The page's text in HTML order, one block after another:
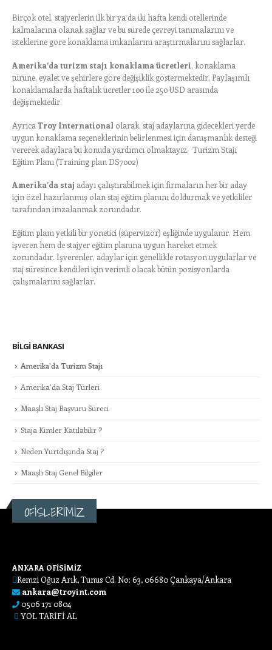
Birçok otel, stajyerlerin ilk bir ya da iki hafta kendi otellerinde
kalmalarına olanak sağlar ve bu sürede çevreyi tanımalarını ve
isteklerine göre konaklama imkanlarını araştırmalarını sağlarlar.
Amerika’da turizm stajı konaklama ücretleri, konaklama
türüne, eyalet ve şehirlere göre değişiklik göstermektedir. Paylaşımlı
konaklamalarda haftalık ücretler 100 ile 250 USD arasında
değişmektedir.
Ayrıca Troy International olarak, staj adaylarına gidecekleri yerde
uygun konaklama seçeneklerinin belirlenmesi için danışmanlık desteği
vererek adaylara bu konuda yardımcı olmaktayız. Turizm Stajı
Eğitim Planı (Training plan DS7002)
Amerika’da staj adayı çalıştırabilmek için firmaların her bir aday
için özel hazırlanmış olan staj eğitim planını doldurmak ve yetkililer
tarafından imzalanmak zorundadır.
Eğitim planı yetkili bir yönetici (süpervizör) eşliğinde uygulanır. Hem
işveren hem de stajyer eğitim planına uygun hareket etmek
zorundadır. İşverenler, adaylar için genellikle rotasyon uygularlar ve
staj süresince kendileri için verimli olacak bütün pozisyonlarda
çalışmalarını sağlarlar.
BILGI BANKASI
Amerika’da Turizm Stajı
Amerika’da Staj Türleri
Maaşlı Staj Başvuru Süreci
Staja Kimler Katılabilir ?
Neden Yurtdışında Staj ?
Maaşlı Staj Genel Bilgiler
OFİSLERİMİZ
ANKARA OFİSİMİZ
Remzi Oğuz Arık, Tunus Cd. No: 63, 06680 Çankaya/Ankara
ankara@troyint.com
0506 171 0804
YOL TARİFİ AL